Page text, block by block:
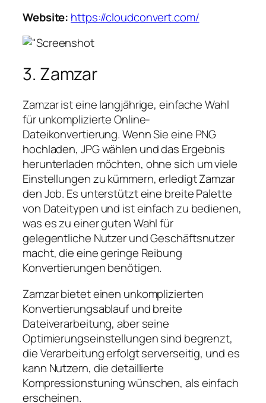
Website: https://cloudconvert.com/
3. Zamzar
Zamzar ist eine langjährige, einfache Wahl
für unkomplizierte Online-
Dateikonvertierung. Wenn Sie eine PNG
hochladen, JPG wählen und das Ergebnis
herunterladen möchten, ohne sich um viele
Einstellungen zu kümmern, erledigt Zamzar
den Job. Es unterstützt eine breite Palette
von Dateitypen und ist einfach zu bedienen,
was es zu einer guten Wahl für
gelegentliche Nutzer und Geschäftsnutzer
macht, die eine geringe Reibung
Konvertierungen benötigen.
Zamzar bietet einen unkomplizierten
Konvertierungsablauf und breite
Dateiverarbeitung, aber seine
Optimierungseinstellungen sind begrenzt,
die Verarbeitung erfolgt serverseitig, und es
kann Nutzern, die detaillierte
Kompressionstuning wünschen, als einfach
erscheinen.